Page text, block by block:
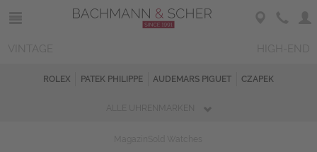
ROLEX PATEK PHILIPPE AUDEMARS PIGUET CZAPEK